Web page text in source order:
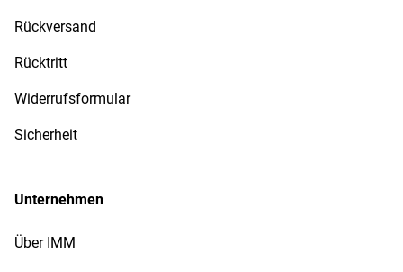
Rückversand
Rücktritt
Widerrufsformular
Sicherheit
Unternehmen
Über IMM